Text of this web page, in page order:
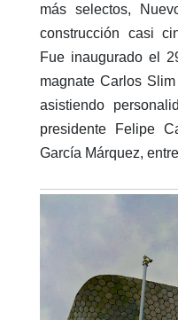
más selectos,
construcción casi
Fue inaugurado el
magnate Carlos
asistiendo
presidente Felipe
García Márquez,